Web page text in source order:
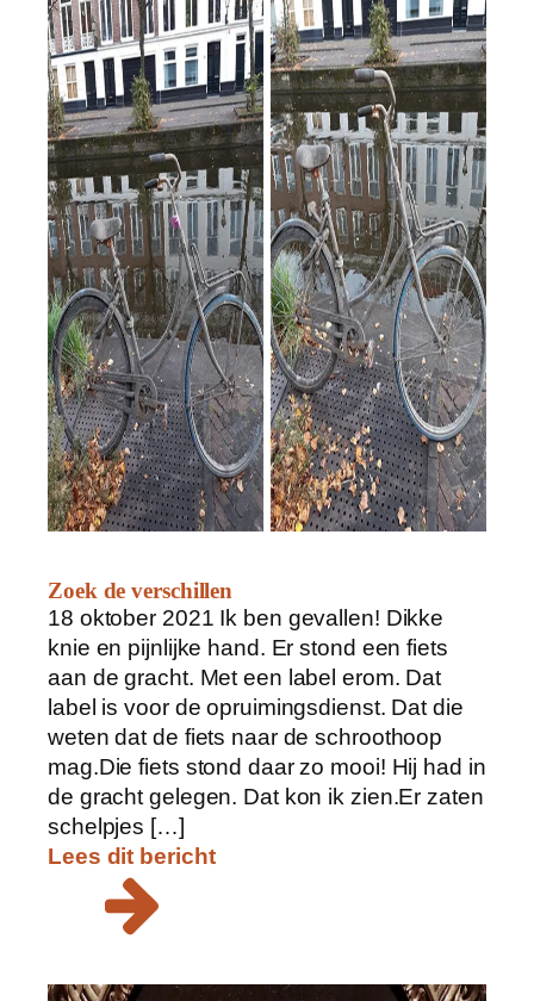
Zoek de verschillen
18 oktober 2021 Ik ben gevallen! Dikke
knie en pijnlijke hand. Er stond een fiets
aan de gracht. Met een label erom. Dat
label is voor de opruimingsdienst. Dat die
weten dat de fiets naar de schroothoop
mag.Die fiets stond daar zo mooi! Hij had in
de gracht gelegen. Dat kon ik zien.Er zaten
schelpjes […]
Lees dit bericht